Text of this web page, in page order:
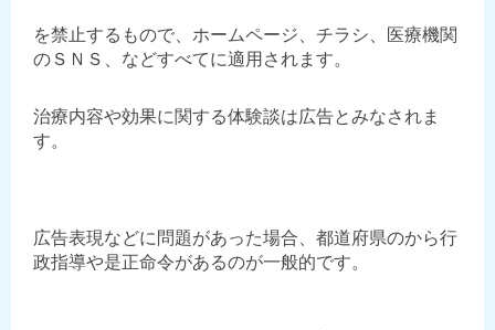
を禁止するもので、ホームページ、チラシ、医療機関
のＳＮＳ、などすべてに適用されます。
治療内容や効果に関する体験談は広告とみなされま
す。
広告表現などに問題があった場合、都道府県のから行
政指導や是正命令があるのが一般的です。